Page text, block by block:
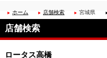
ホーム 店舗検索 宮城県
店舗検索
ロータス高橋